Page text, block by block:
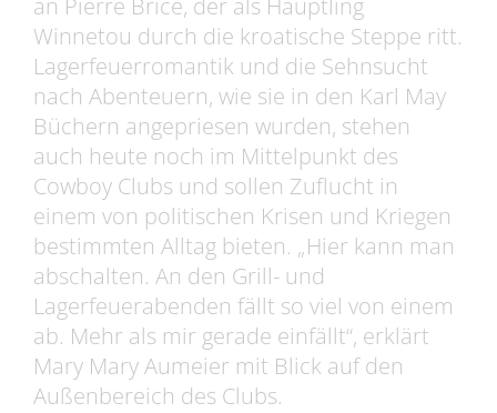
an Pierre Brice, der als Häuptling
Winnetou durch die kroatische Steppe ritt.
Lagerfeuerromantik und die Sehnsucht
nach Abenteuern, wie sie in den Karl May
Büchern angepriesen wurden, stehen
auch heute noch im Mittelpunkt des
Cowboy Clubs und sollen Zuflucht in
einem von politischen Krisen und Kriegen
bestimmten Alltag bieten. „Hier kann man
abschalten. An den Grill- und
Lagerfeuerabenden fällt so viel von einem
ab. Mehr als mir gerade einfällt“, erklärt
Mary Mary Aumeier mit Blick auf den
Außenbereich des Clubs.